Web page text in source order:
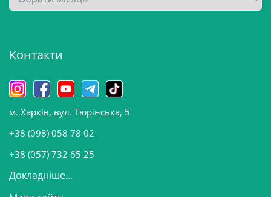
р
в
н
о
в
и
Контакти
м. Харків, вул. Тюрінська, 5
+38 (098) 058 78 02
+38 (057) 732 65 25
Докладніше...